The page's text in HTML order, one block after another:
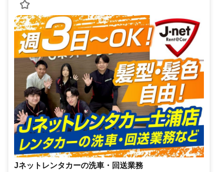
Jネットレンタカーの洗車・回送業務